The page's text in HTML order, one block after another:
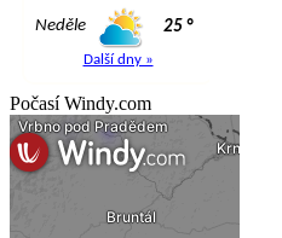
Počasí Windy.com